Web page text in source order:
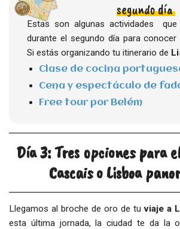
segundo día
Estas son algunas actividades que
durante el segundo día para conocer
Si estás organizando tu itinerario de
Clase de cocina
Cena y espectáculo de
Free tour por Belém
Día 3: Tres opciones para
Cascais o Lisboa
Llegamos al broche de oro de tuviaje a
esta última jornada, la ciudad te da la